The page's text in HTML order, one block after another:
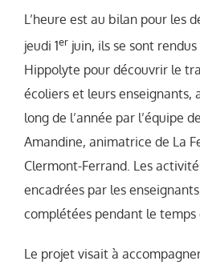
L’heure est au bilan pour les
jeudi 1er juin, ils se sont
Hippolyte pour découvrir le
écoliers et leurs enseignants,
long de l’année par l’équipe
Amandine, animatrice de La
Clermont-Ferrand. Les
encadrées par les
complétées pendant le temps
Le projet visait à